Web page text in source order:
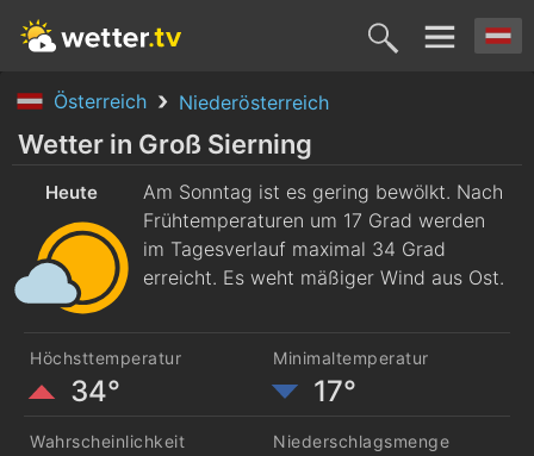
Österreich Niederösterreich
Heute
9. Aug.
Morgen
10. Aug.
Dienstag
11. Aug. 12. Aug. 13.
Wetter in Groß Sierning
Heute
Am Sonntag ist es gering bewölkt. Nach
Frühtemperaturen um 17 Grad werden
im Tagesverlauf maximal 34 Grad
erreicht. Es weht mäßiger Wind aus Ost.
Höchsttemperatur
34°
Minimaltemperatur
17°
Wahrscheinlichkeit Niederschlagsmenge